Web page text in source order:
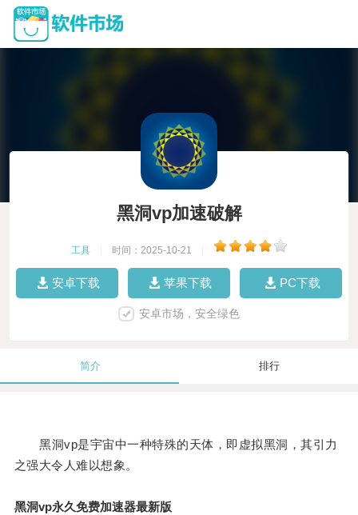
黑洞vp加速破解
工具 时间：2025-10-21
安卓下载 苹果下载 PC下载
安卓市场，安全绿色
简介 排行
黑洞vp是宇宙中一种特殊的天体，即虚拟黑洞，其引力
之强大令人难以想象。
黑洞vp永久免费加速器最新版